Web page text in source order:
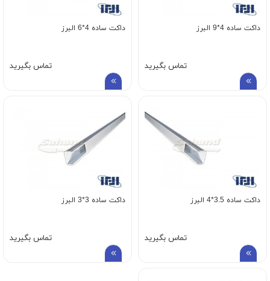
داکت ساده 4*9 البرز
تماس بگیرید
داکت ساده 4*6 البرز
تماس بگیرید
داکت ساده 3.5*4 البرز
تماس بگیرید
داکت ساده 3*3 البرز
تماس بگیرید